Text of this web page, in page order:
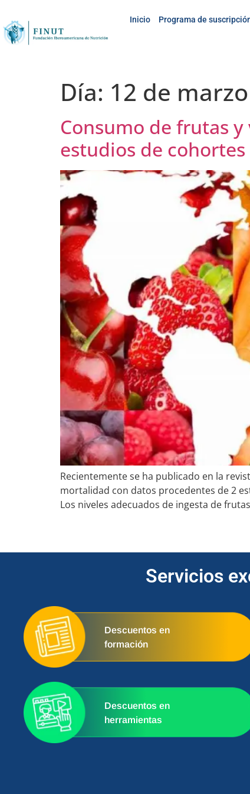
Inicio Programa de
Día: 12 de
Consumo de frutas
estudios de cohortes
Recientemente se ha publicado en la
mortalidad con datos procedentes de 2
Los niveles adecuados de ingesta de
Servicios
Descuentos en
formación
Descuentos en
herramientas